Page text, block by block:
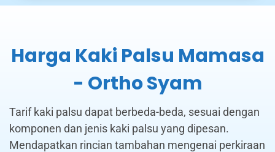
Harga Kaki Palsu Mamasa
- Ortho Syam
Tarif kaki palsu dapat berbeda-beda, sesuai dengan
komponen dan jenis kaki palsu yang dipesan.
Mendapatkan rincian tambahan mengenai perkiraan